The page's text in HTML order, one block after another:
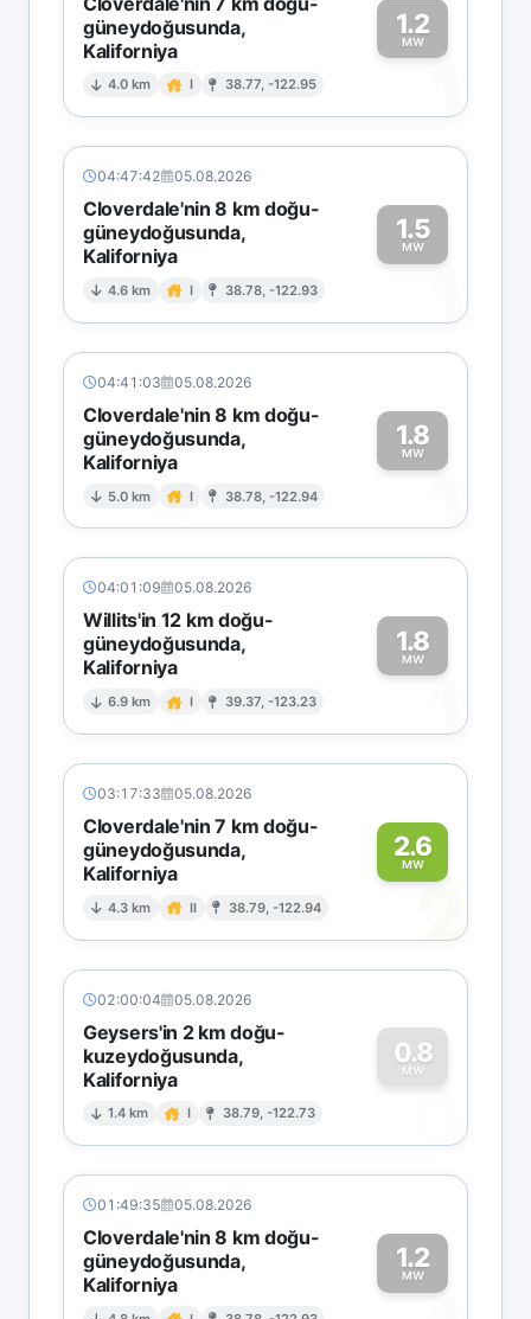
güneydoğusunda,
Kaliforniya
4.0 km I 38.77, -122.95
1.2
MW
1
04:47:42 05.08.2026
Cloverdale'nin 8 km doğu-
güneydoğusunda,
Kaliforniya
4.6 km I 38.78, -122.93
1.5
MW
1
04:41:03 05.08.2026
Cloverdale'nin 8 km doğu-
güneydoğusunda,
Kaliforniya
5.0 km I 38.78, -122.94
1.8
MW
1
04:01:09 05.08.2026
Willits'in 12 km doğu-
güneydoğusunda,
Kaliforniya
6.9 km I 39.37, -123.23
1.8
MW
1
03:17:33 05.08.2026
Cloverdale'nin 7 km doğu-
güneydoğusunda,
Kaliforniya
4.3 km II 38.79, -122.94
2.6
MW
2
02:00:04 05.08.2026
Geysers'in 2 km doğu-
kuzeydoğusunda,
Kaliforniya
1.4 km I 38.79, -122.73
0.8
MW
0
01:49:35 05.08.2026
Cloverdale'nin 8 km doğu-
güneydoğusunda,
Kaliforniya
1.2
MW